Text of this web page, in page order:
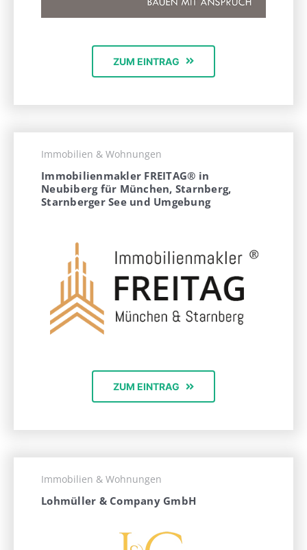
ZUM EINTRAG
Immobilien & Wohnungen
Immobilienmakler FREITAG® in
Neubiberg für München, Starnberg,
Starnberger See und Umgebung
ZUM EINTRAG
Immobilien & Wohnungen
Lohmüller & Company GmbH